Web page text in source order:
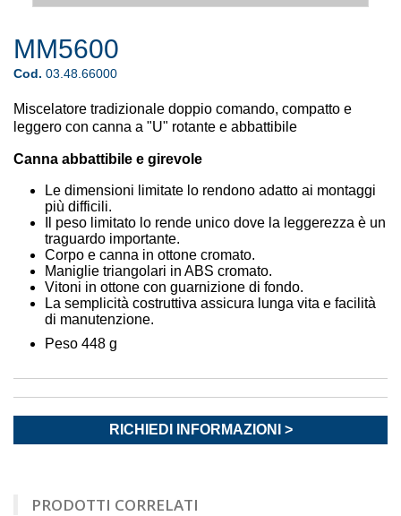
MM5600
Cod. 03.48.66000
Miscelatore tradizionale doppio comando, compatto e
leggero con canna a "U" rotante e abbattibile
Canna abbattibile e girevole
Le dimensioni limitate lo rendono adatto ai montaggi
più difficili.
Il peso limitato lo rende unico dove la leggerezza è un
traguardo importante.
Corpo e canna in ottone cromato.
Maniglie triangolari in ABS cromato.
Vitoni in ottone con guarnizione di fondo.
La semplicità costruttiva assicura lunga vita e facilità
di manutenzione.
Peso 448 g
RICHIEDI INFORMAZIONI >
PRODOTTI CORRELATI